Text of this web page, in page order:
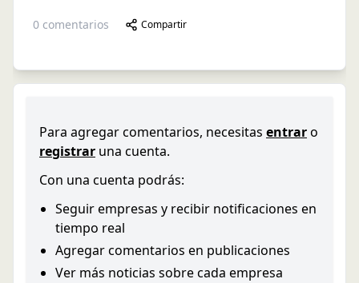
0 comentarios Compartir
Para agregar comentarios, necesitas entraro
registrar una cuenta.
Con una cuenta podrás:
Seguir empresas y recibir notificaciones en
tiempo real
Agregar comentarios en publicaciones
Ver más noticias sobre cada empresa